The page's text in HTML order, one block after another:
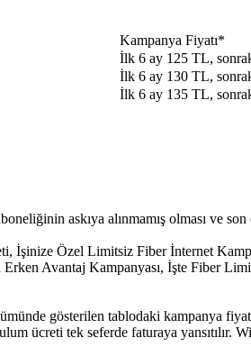
Kampanya Fiyatı*​​
İlk 6 ay 125 TL,
​İlk 6 ay 130 TL,
İlk 6 ay 135 TL,
askıya alınmamış olması ve son
İşinize Özel Limitsiz Fiber İnternet
Avantaj Kampanyası, İşte Fiber
gösterilen tablodaki kampanya
ücreti tek seferde faturaya yansıtılır.